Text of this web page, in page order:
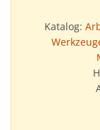
Katalog: